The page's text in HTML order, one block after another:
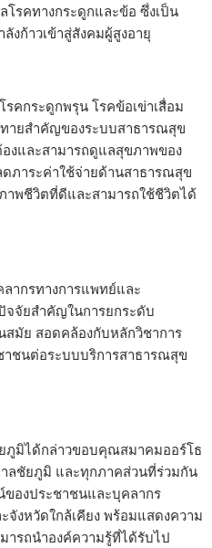
รคทางกระดูกและข้อ ซึ่งเป็น
ก้าวเข้าสู่สังคมผู้สูงอายุ
คกระดูกพรุน โรคข้อเข่าเสื่อม
ายสำคัญของระบบสาธารณสุข
งและสามารถดูแลสุขภาพของ
ดภาระค่าใช้จ่ายด้านสาธารณสุข
าพชีวิตที่ดีและสามารถใช้ชีวิตได้
ากรทางการแพทย์และ
จจัยสำคัญในการยกระดับ
สมัย สอดคล้องกับหลักวิชาการ
าชนต่อระบบบริการสาธารณสุข
ภูมิได้กล่าวขอบคุณสมาคมออร์โธ
ลชัยภูมิ และทุกภาคส่วนที่ร่วมกัน
ของประชาชนและบุคลากร
งหวัดใกล้เคียง พร้อมแสดงความ
ารถนำองค์ความรู้ที่ได้รับไป